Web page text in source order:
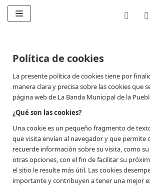
Saltar
al
Política de cookies
La presente política de cookies tiene por
manera clara y precisa sobre las cookies que
página web de La Banda Municipal de la
¿Qué son las cookies?
Una cookie es un pequeño fragmento de
que visita envían al navegador y que permite
recuerde información sobre su visita, como
otras opciones, con el fin de facilitar su
el sitio le resulte más útil. Las cookies
importante y contribuyen a tener una mejor